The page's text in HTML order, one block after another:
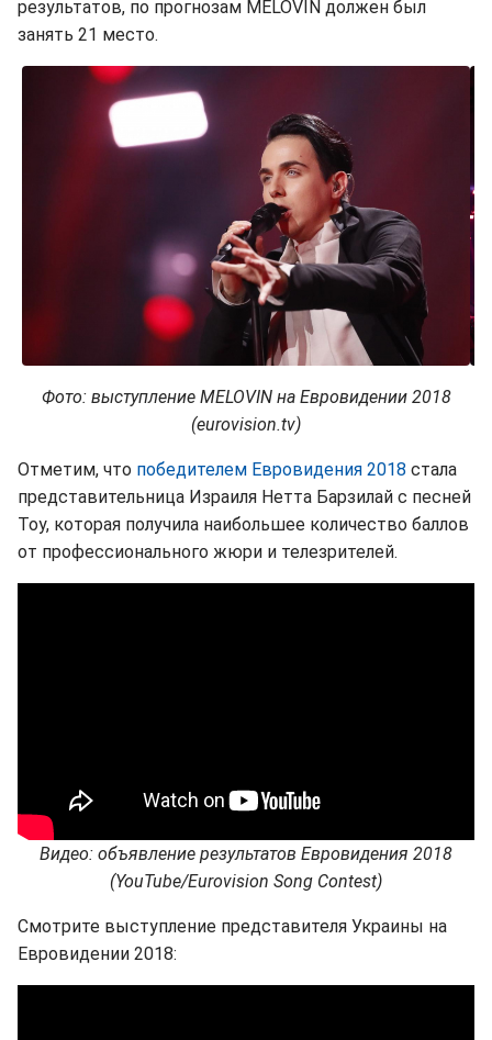
результатов, по прогнозам MELOVIN должен был
занять 21 место.
Фото: выступление MELOVIN на Евровидении 2018
(eurovision.tv)
Отметим, что победителем Евровидения 2018 стала
представительница Израиля Нетта Барзилай с песней
Toy, которая получила наибольшее количество баллов
от профессионального жюри и телезрителей.
Видео: объявление результатов Евровидения 2018
(YouTube/Eurovision Song Contest)
Смотрите выступление представителя Украины на
Евровидении 2018: